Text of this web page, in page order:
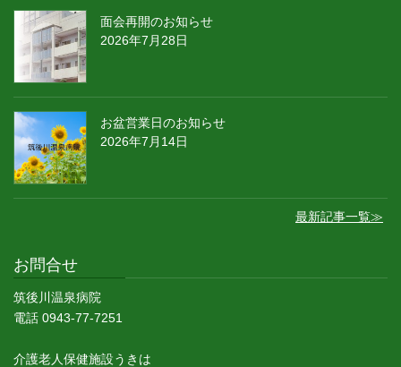
面会再開のお知らせ
2026年7月28日
お盆営業日のお知らせ
2026年7月14日
最新記事一覧≫
お問合せ
筑後川温泉病院
電話 0943-77-7251
介護老人保健施設うきは